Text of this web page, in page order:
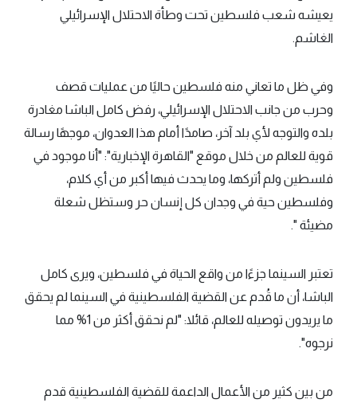
يعيشه شعب فلسطين تحت وطأة الاحتلال الإسرائيلي
الغاشم.
وفي ظل ما تعاني منه فلسطين حاليًا من عمليات قصف
وحرب من جانب الاحتلال الإسرائيلي، رفض كامل الباشا مغادرة
بلده والتوجه لأي بلد آخر، صامدًا أمام هذا العدوان، موجهًا رسالة
قوية للعالم من خلال موقع "القاهرة الإخبارية": "أنا موجود في
فلسطين ولم أتركها، وما يحدث فيها أكبر من أي كلام،
وفلسطين حية في وجدان كل إنسان حر وستظل شعلة
مضيئة ".
تعتبر السينما جزءًا من واقع الحياة في فلسطين، ويرى كامل
الباشا، أن ما قُدم عن القضية الفلسطينية في السينما لم يحقق
ما يريدون توصيله للعالم، قائلا: "لم نحقق أكثر من 1% مما
نرجوه".
من بين كثير من الأعمال الداعمة للقضية الفلسطينية قدم